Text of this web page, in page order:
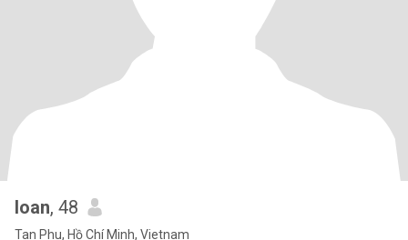
loan, 48
Tan Phu, Hồ Chí Minh, Vietnam